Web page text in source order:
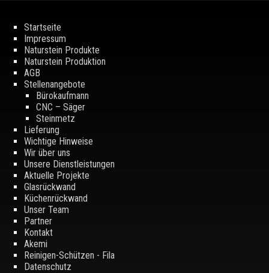
Startseite
Impressum
Naturstein Produkte
Naturstein Produktion
AGB
Stellenangebote
Bürokaufmann
CNC – Säger
Steinmetz
Lieferung
Wichtige Hinweise
Wir über uns
Unsere Dienstleistungen
Aktuelle Projekte
Glasrückwand
Küchenrückwand
Unser Team
Partner
Kontakt
Akemi
Reinigen-Schützen - Fila
Datenschutz